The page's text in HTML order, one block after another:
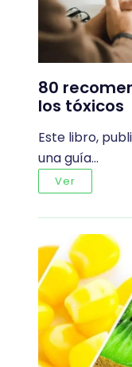
80
los tóxicos
Este libro,
una guía…
Ver